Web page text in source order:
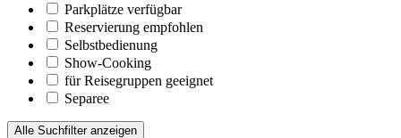
Parkplätze verfügbar
Reservierung empfohlen
Selbstbedienung
Show-Cooking
für Reisegruppen geeignet
Separee
Alle Suchfilter anzeigen